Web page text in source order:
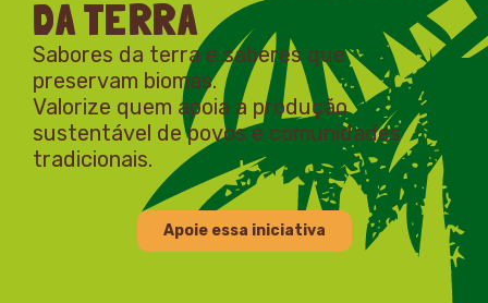
DA TERRA
Sabores da terra e saberes que
preservam biomas.
Valorize quem apoia a produção
sustentável de povos e comunidades
tradicionais.
Apoie essa iniciativa